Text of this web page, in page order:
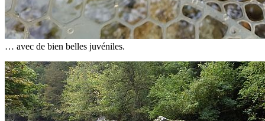
… avec de bien belles juvéniles.